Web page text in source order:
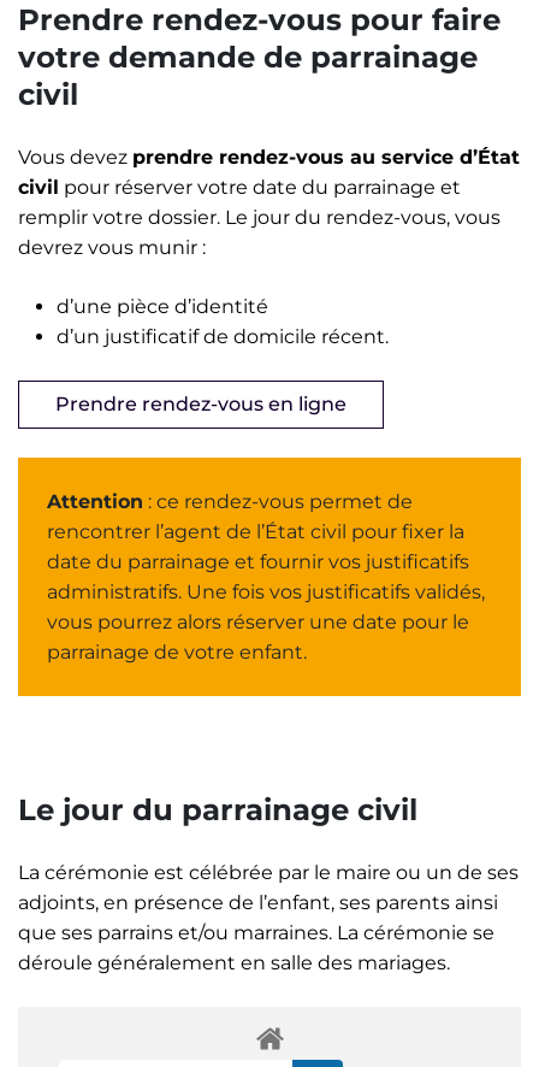
Prendre rendez-vous pour faire
votre demande de parrainage
civil
Vous devez prendre rendez-vous au service d’État
civil pour réserver votre date du parrainage et
remplir votre dossier. Le jour du rendez-vous, vous
devrez vous munir :
d’une pièce d’identité
d’un justificatif de domicile récent.
Prendre rendez-vous en ligne
Attention : ce rendez-vous permet de
rencontrer l’agent de l’État civil pour fixer la
date du parrainage et fournir vos justificatifs
administratifs. Une fois vos justificatifs validés,
vous pourrez alors réserver une date pour le
parrainage de votre enfant.
Le jour du parrainage civil
La cérémonie est célébrée par le maire ou un de ses
adjoints, en présence de l’enfant, ses parents ainsi
que ses parrains et/ou marraines. La cérémonie se
déroule généralement en salle des mariages.